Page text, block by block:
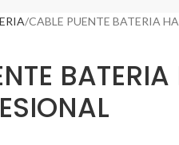
CABLE PUENTE BATERIA